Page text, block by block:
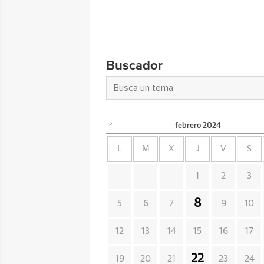
Buscador
febrero 2024
L M X J V S
1 2 3
5 6 7 8 9 10
12 13 14 15 16 17
19 20 21 22 23 24